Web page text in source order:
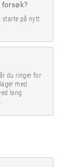
forsøk?
starte på nytt
du ringer for
med
lang